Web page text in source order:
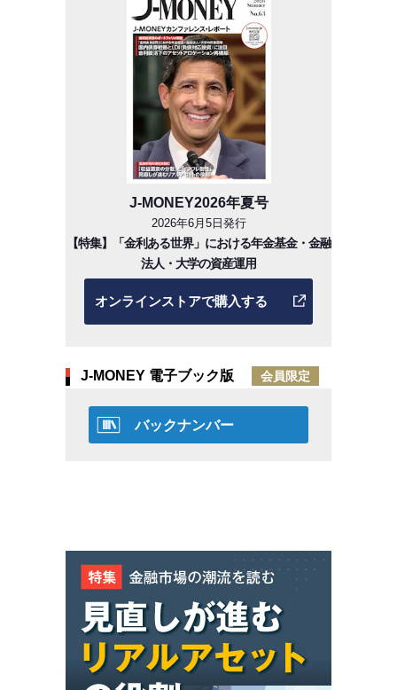
J-MONEY2026年夏号
2026年6月5日発行
【特集】「金利ある世界」における年金基金・金融
法人・大学の資産運用
オンラインストアで購入する
J-MONEY 電子ブック版 会員限定
バックナンバー